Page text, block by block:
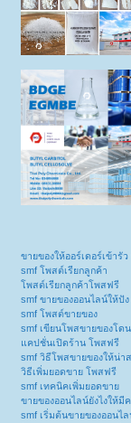
ขายของให้ออร์เดอร์เข้ารัว
smf โพสต์เรียกลูกค้า
โพสต์เรียกลูกค้าโพสฟรี
smf ขายของออนไลน์ให้ปัง
smf โพสต์ขายของ
smf เขียนโพสขายของโด
แคปชั่นเปิดร้าน โพสฟรี
smf วิธีโพสขายของให้น่า
วิธีเพิ่มยอดขาย โพสฟรี
smf เทคนิคเพิ่มยอดขาย
ขายของออนไลน์ยังไงให้มี
smf เริ่มต้นขายของออนไ